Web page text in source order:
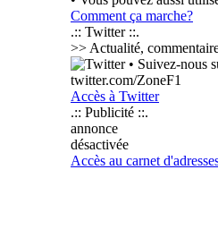
Comment ça marche?
.:: Twitter ::.
>> Actualité,
• Suivez-nous
twitter.com/ZoneF1
Accès à Twitter
.:: Publicité ::.
annonce
désactivée
Accès au carnet